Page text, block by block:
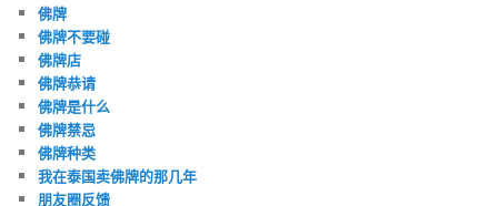
佛牌
佛牌不要碰
佛牌店
佛牌恭请
佛牌是什么
佛牌禁忌
佛牌种类
我在泰国卖佛牌的那几年
朋友圈反馈